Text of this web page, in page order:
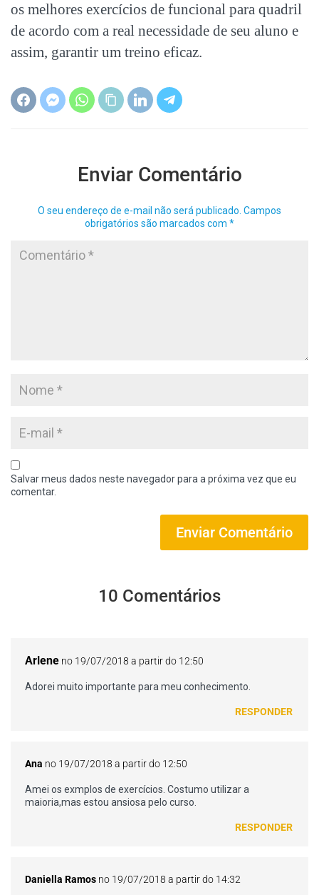
os melhores exercícios de funcional para quadril
de acordo com a real necessidade de seu aluno e
assim, garantir um treino eficaz.
Enviar Comentário
O seu endereço de e-mail não será publicado. Campos
obrigatórios são marcados com *
Salvar meus dados neste navegador para a próxima vez que eu
comentar.
10 Comentários
Arlene no 19/07/2018 a partir do 12:50
Adorei muito importante para meu conhecimento.
RESPONDER
Ana no 19/07/2018 a partir do 12:50
Amei os exmplos de exercícios. Costumo utilizar a
maioria,mas estou ansiosa pelo curso.
RESPONDER
Daniella Ramos no 19/07/2018 a partir do 14:32